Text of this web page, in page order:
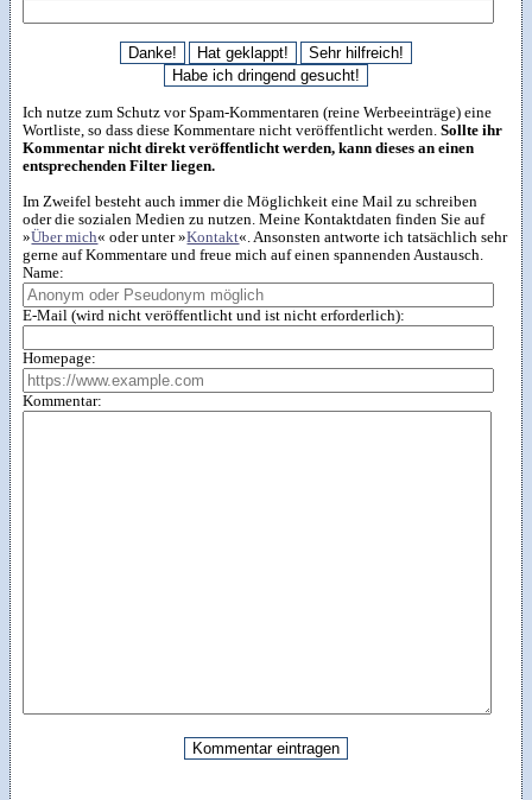
Ich nutze zum Schutz vor Spam-Kommentaren (reine Werbeeinträge) eine
Wortliste, so dass diese Kommentare nicht veröffentlicht werden.Sollte ihr
Kommentar nicht direkt veröffentlicht werden, kann dieses an einen
entsprechenden Filter liegen.
Im Zweifel besteht auch immer die Möglichkeit eine Mail zu schreiben
oder die sozialen Medien zu nutzen. Meine Kontaktdaten finden Sie auf
»Über mich« oder unter »Kontakt«. Ansonsten antworte ich tatsächlich sehr
gerne auf Kommentare und freue mich auf einen spannenden Austausch.
Name:
E-Mail (wird nicht veröffentlicht und ist nicht erforderlich):
Homepage:
Kommentar: